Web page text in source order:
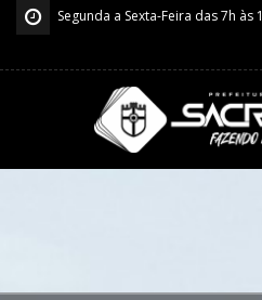
Segunda a Sexta-Feira das 7h às